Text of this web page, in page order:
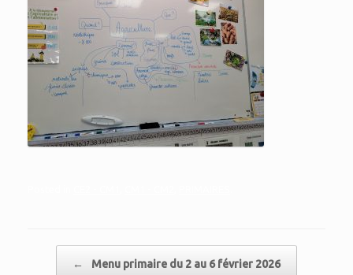
← Menu primaire du 2 au 6 février 2026